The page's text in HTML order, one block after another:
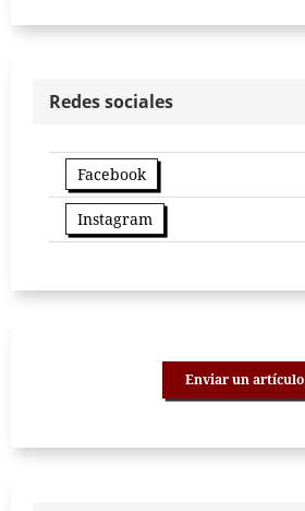
Redes sociales
Facebook
Instagram
Enviar un artículo